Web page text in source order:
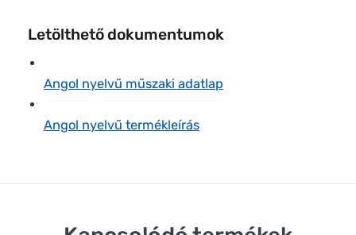
Letölthető dokumentumok
Angol nyelvű műszaki adatlap
Angol nyelvű termékleírás